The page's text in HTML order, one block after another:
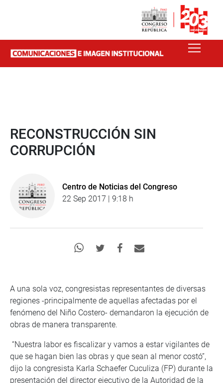
RECONSTRUCCIÓN SIN
CORRUPCIÓN
Centro de Noticias del Congreso
22 Sep 2017 | 9:18 h
A una sola voz, congresistas representantes de diversas
regiones -principalmente de aquellas afectadas por el
fenómeno del Niño Costero- demandaron la ejecución de
obras de manera transparente.
“Nuestra labor es fiscalizar y vamos a estar vigilantes de
que se hagan bien las obras y que sean al menor costó”,
dijo la congresista Karla Schaefer Cuculiza (FP) durante la
presentación del director ejecutivo de la Autoridad de la